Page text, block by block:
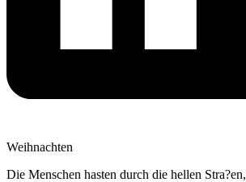
Weihnachten
Die Menschen hasten durch die hellen Stra?en,